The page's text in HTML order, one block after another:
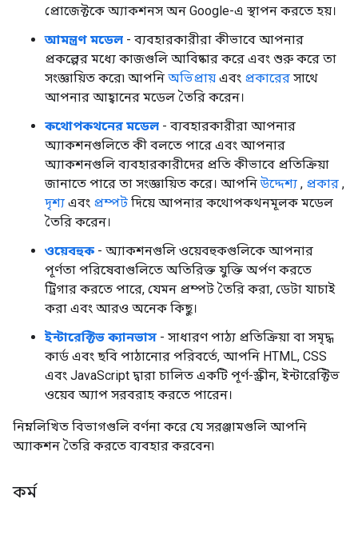
প্রোজেক্টকে অ্যাকশনস অন Google-এ স্থাপন করতে হয়।
আমন্ত্রণ মডেল - ব্যবহারকারীরা কীভাবে আপনার
প্রকল্পের মধ্যে কাজগুলি আবিষ্কার করে এবং শুরু করে তা
সংজ্ঞায়িত করে৷ আপনি অভিপ্রায় এবং প্রকারের সাথে
আপনার আহ্বানের মডেল তৈরি করেন।
কথোপকথনের মডেল - ব্যবহারকারীরা আপনার
অ্যাকশনগুলিতে কী বলতে পারে এবং আপনার
অ্যাকশনগুলি ব্যবহারকারীদের প্রতি কীভাবে প্রতিক্রিয়া
জানাতে পারে তা সংজ্ঞায়িত করে। আপনিউদ্দেশ্য , প্রকার ,
দৃশ্য এবং প্রম্পট দিয়ে আপনার কথোপকথনমূলক মডেল
তৈরি করেন।
ওয়েবহুক - অ্যাকশনগুলি ওয়েবহুকগুলিকে আপনার
পূর্ণতা পরিষেবাগুলিতে অতিরিক্ত যুক্তি অর্পণ করতে
ট্রিগার করতে পারে, যেমন প্রম্পট তৈরি করা, ডেটা যাচাই
করা এবং আরও অনেক কিছু।
ইন্টারেক্টিভ ক্যানভাস - সাধারণ পাঠ্য প্রতিক্রিয়া বা সমৃদ্ধ
কার্ড এবং ছবি পাঠানোর পরিবর্তে, আপনি HTML, CSS
এবং JavaScript দ্বারা চালিত একটি পূর্ণ-স্ক্রীন, ইন্টারেক্টিভ
ওয়েব অ্যাপ সরবরাহ করতে পারেন।
নিম্নলিখিত বিভাগগুলি বর্ণনা করে যে সরঞ্জামগুলি আপনি
অ্যাকশন তৈরি করতে ব্যবহার করবেন৷
কর্ম